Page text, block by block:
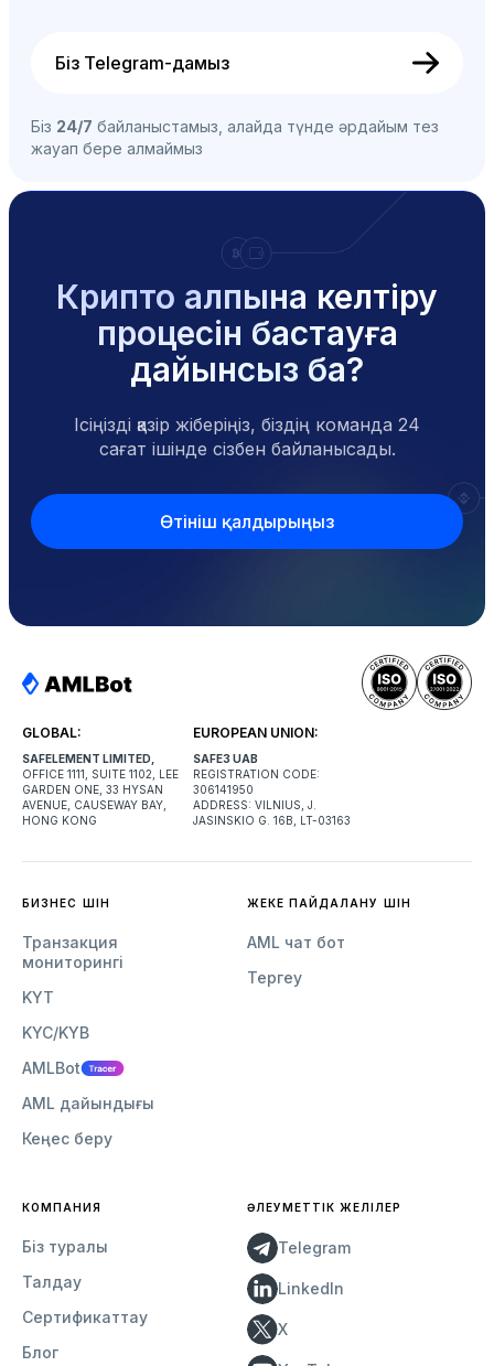
Біз Telegram-дамыз
Біз 24/7 байланыстамыз, алайда түнде әрдайым тез
жауап бере алмаймыз
Крипто қалпына келтіру
процесін бастауға
дайынсыз ба?
Ісіңізді қазір жіберіңіз, біздің команда 24
сағат ішінде сізбен байланысады.
Өтініш қалдырыңыз
GLOBAL:
SAFELEMENT LIMITED,
OFFICE 1111, SUITE 1102, LEE
GARDEN ONE, 33 HYSAN
AVENUE, CAUSEWAY BAY,
HONG KONG
EUROPEAN UNION:
SAFE3 UAB
REGISTRATION CODE:
306141950
ADDRESS: VILNIUS, J.
JASINSKIO G. 16B, LT-03163
БИЗНЕС ҮШІН
Транзакция
мониторингі
KYT
KYC/KYB
AMLBot
AML дайындығы
Кеңес беру
ЖЕКЕ ПАЙДАЛАНУ ҮШІН
AML чат бот
Тергеу
КОМПАНИЯ
Біз туралы
Талдау
Сертификаттау
Блог
ӘЛЕУМЕТТІК ЖЕЛІЛЕР
Telegram
LinkedIn
X